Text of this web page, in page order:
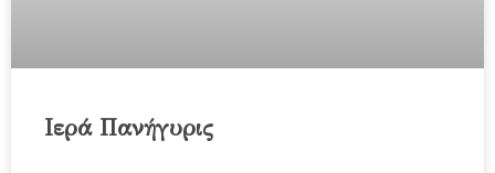
Ιερά Πανήγυρις